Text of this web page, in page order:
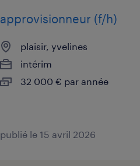
approvisionneur (f/h)
plaisir, yvelines
intérim
32 000 € par année
publié le 15 avril 2026